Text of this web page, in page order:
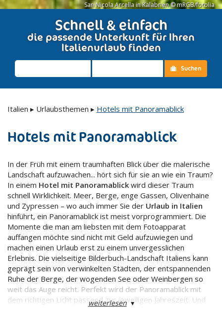
San Nicola Arcella in Kalabrien © mRGB/fotolia
Schnell & einfach
die passende Unterkunft für Ihren
Italienurlaub finden
Suchen
Italien ▸ Urlaubsthemen ▸ Hotels mit Panoramablick
Hotels mit Panoramablick
In der Früh mit einem traumhaften Blick über die malerische
Landschaft aufzuwachen... hört sich für sie an wie ein Traum?
In einem Hotel mit Panoramablick wird dieser Traum
schnell Wirklichkeit. Meer, Berge, enge Gassen, Olivenhaine
und Zypressen – wo auch immer Sie der Urlaub in Italien
hinführt, ein Panoramablick ist meist vorprogrammiert. Die
Momente die man am liebsten mit dem Fotoapparat
auffangen möchte sind nicht mit Geld aufzuwiegen und
machen einen Urlaub erst zu einem unvergesslichen
Erlebnis. Die vielseitige Bilderbuch-Landschaft Italiens kann
geprägt sein von verwinkelten Städten, der entspannenden
Ruhe der Berge, der wogenden See oder Weinbergen so
weit das Auge reicht. Perfekt wird der Panoramablick mit
dem richtigen Licht passend zur jeweiligen Jahreszeit. Und
weiterlesen▾